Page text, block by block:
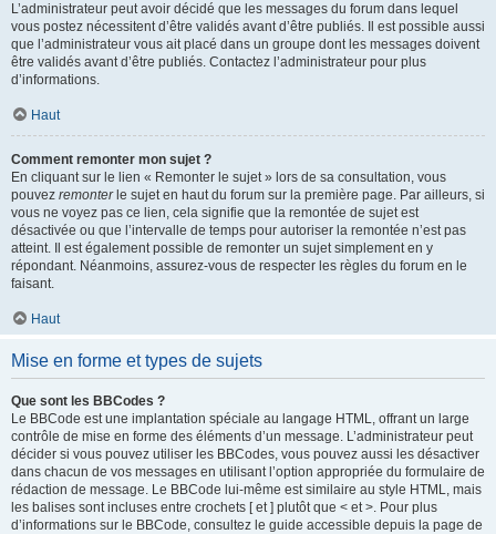
L’administrateur peut avoir décidé que les messages du forum dans lequel
vous postez nécessitent d’être validés avant d’être publiés. Il est possible aussi
que l’administrateur vous ait placé dans un groupe dont les messages doivent
être validés avant d’être publiés. Contactez l’administrateur pour plus
d’informations.
Haut
Comment remonter mon sujet ?
En cliquant sur le lien « Remonter le sujet » lors de sa consultation, vous
pouvez remonterle sujet en haut du forum sur la première page. Par ailleurs, si
vous ne voyez pas ce lien, cela signifie que la remontée de sujet est
désactivée ou que l’intervalle de temps pour autoriser la remontée n’est pas
atteint. Il est également possible de remonter un sujet simplement en y
répondant. Néanmoins, assurez-vous de respecter les règles du forum en le
faisant.
Haut
Mise en forme et types de sujets
Que sont les BBCodes ?
Le BBCode est une implantation spéciale au langage HTML, offrant un large
contrôle de mise en forme des éléments d’un message. L’administrateur peut
décider si vous pouvez utiliser les BBCodes, vous pouvez aussi les désactiver
dans chacun de vos messages en utilisant l’option appropriée du formulaire de
rédaction de message. Le BBCode lui-même est similaire au style HTML, mais
les balises sont incluses entre crochets [ et ] plutôt que < et >. Pour plus
d’informations sur le BBCode, consultez le guide accessible depuis la page de